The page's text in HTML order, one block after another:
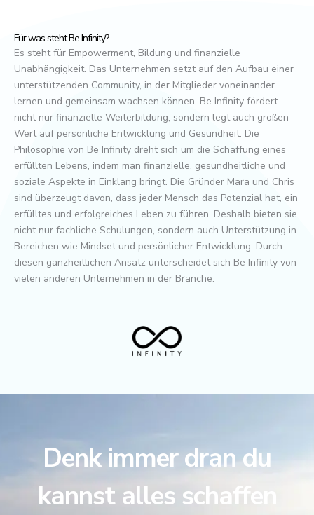
Für was steht Be Infinity?
Es steht für Empowerment, Bildung und finanzielle
Unabhängigkeit. Das Unternehmen setzt auf den Aufbau einer
unterstützenden Community, in der Mitglieder voneinander
lernen und gemeinsam wachsen können. Be Infinity fördert
nicht nur finanzielle Weiterbildung, sondern legt auch großen
Wert auf persönliche Entwicklung und Gesundheit. Die
Philosophie von Be Infinity dreht sich um die Schaffung eines
erfüllten Lebens, indem man finanzielle, gesundheitliche und
soziale Aspekte in Einklang bringt. Die Gründer Mara und Chris
sind überzeugt davon, dass jeder Mensch das Potenzial hat, ein
erfülltes und erfolgreiches Leben zu führen. Deshalb bieten sie
nicht nur fachliche Schulungen, sondern auch Unterstützung in
Bereichen wie Mindset und persönlicher Entwicklung. Durch
diesen ganzheitlichen Ansatz unterscheidet sich Be Infinity von
vielen anderen Unternehmen in der Branche.
Denk immer dran du
kannst alles schaffen